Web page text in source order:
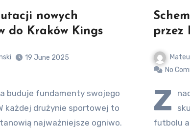
nowych
do Kraków Kings
19 June 2025
buduje fundamenty swojego
każdej drużynie sportowej to
najważniejsze ogniwo.
przez
No
Z
futbolu